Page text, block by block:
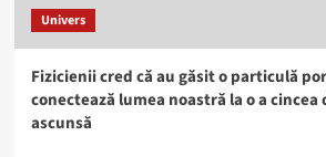
Univers
Fizicienii cred că au găsit o particulă
conectează lumea noastră la o a
ascunsă